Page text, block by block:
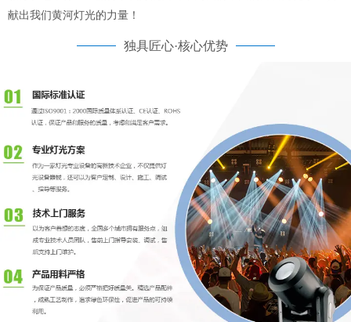
献出我们黄河灯光的力量！
独具匠心·核心优势